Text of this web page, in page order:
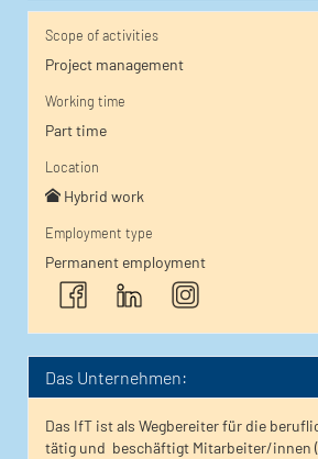
Scope of activities
Project management
Working time
Part time
Location
Hybrid work
Employment type
Permanent employment
Das Unternehmen:
Das IfT ist als Wegbereiter für die
tätig und beschäftigt Mitarbeiter/innen